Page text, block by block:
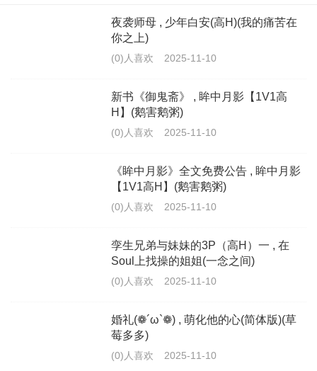
夜袭师母 , 少年白安(高H)(我的痛苦在
你之上)
(0)人喜欢 2025-11-10
新书《御鬼斋》 , 眸中月影【1V1高
H】(鹅害鹅粥)
(0)人喜欢 2025-11-10
《眸中月影》全文免费公告 , 眸中月影
【1V1高H】(鹅害鹅粥)
(0)人喜欢 2025-11-10
孪生兄弟与妹妹的3P（高H）一 , 在
Soul上找操的姐姐(一念之间)
(0)人喜欢 2025-11-10
婚礼(❁´ω`❁) , 萌化他的心(简体版)(草
莓多多)
(0)人喜欢 2025-11-10